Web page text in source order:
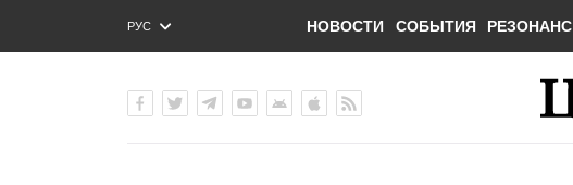
РУС
ENG
НОВОСТИ СОБЫТИЯ РЕЗОНАНС